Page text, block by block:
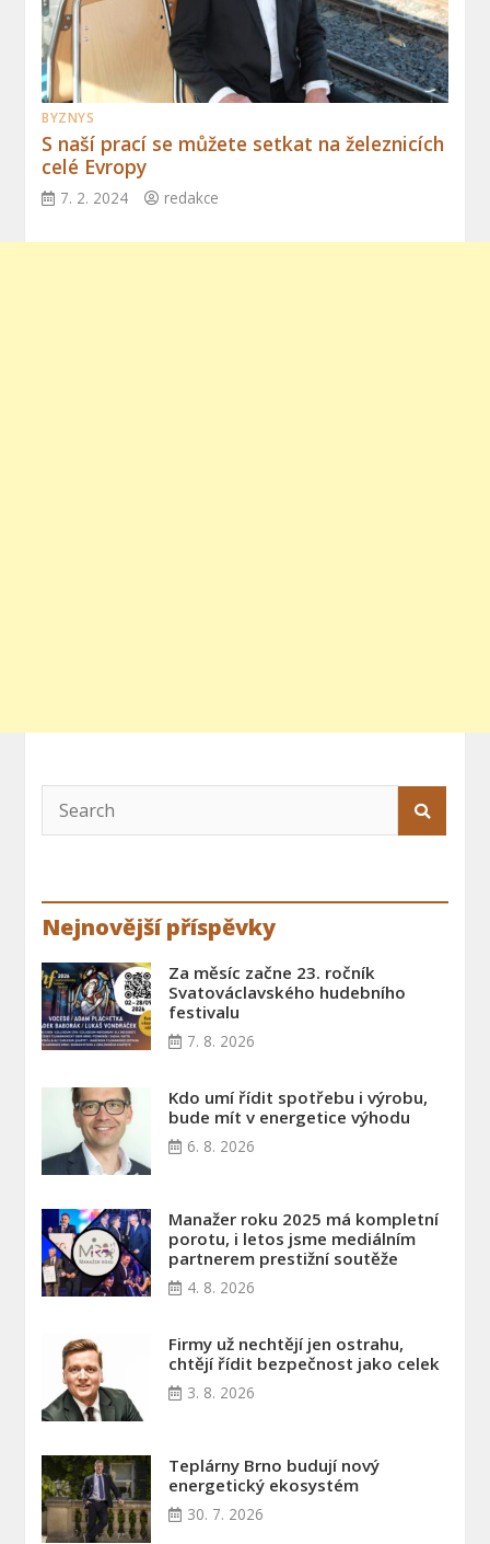
BYZNYS
S naší prací se můžete setkat na železnicích
celé Evropy
7. 2. 2024 redakce
Nejnovější příspěvky
Za měsíc začne 23. ročník
Svatováclavského hudebního
festivalu
7. 8. 2026
Kdo umí řídit spotřebu i výrobu,
bude mít v energetice výhodu
6. 8. 2026
Manažer roku 2025 má kompletní
porotu, i letos jsme mediálním
partnerem prestižní soutěže
4. 8. 2026
Firmy už nechtějí jen ostrahu,
chtějí řídit bezpečnost jako celek
3. 8. 2026
Teplárny Brno budují nový
energetický ekosystém
30. 7. 2026